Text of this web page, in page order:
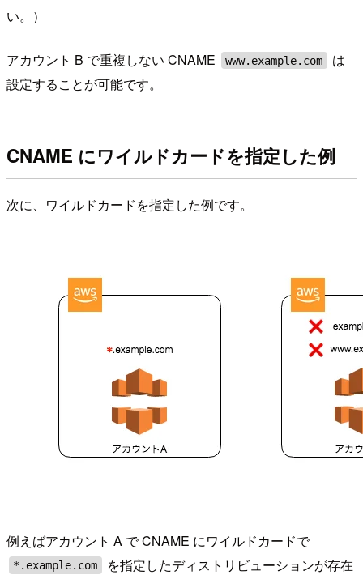
い。）
アカウント B で重複しない CNAME www.example.com
は
設定することが可能です。
CNAME にワイルドカードを指定した例
次に、ワイルドカードを指定した例です。
例えばアカウント A で CNAME にワイルドカードで
*.example.com を指定したディストリビューションが存在